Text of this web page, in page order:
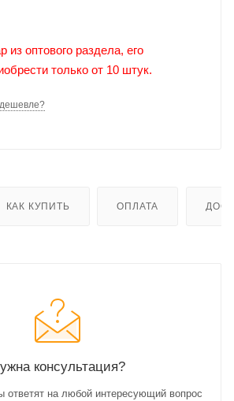
из оптового раздела, его
только от 10 штук.
КАК КУПИТЬ ОПЛАТА
консультация?
ответят на любой интересующий вопрос